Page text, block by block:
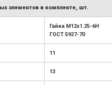
элементов в комплекте, шт.
Гайка М12х1.25-6H
ГОСТ 5927-70
11
13